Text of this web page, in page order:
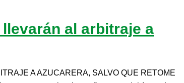
al arbitraje a
A AZUCARERA, SALVO QUE RETOME